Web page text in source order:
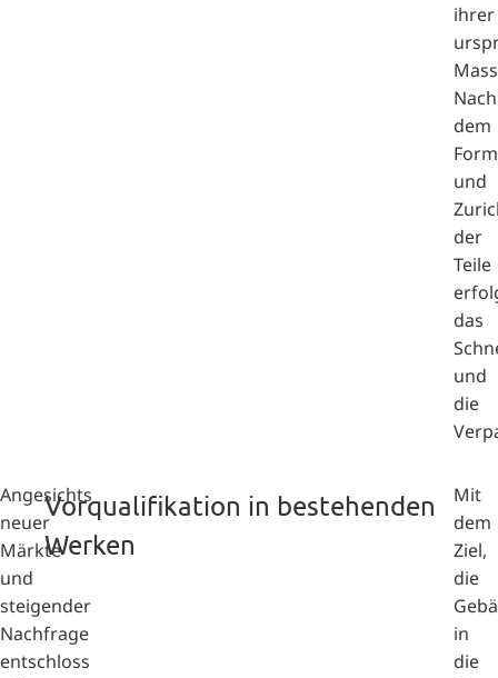
ihrer
Nach
dem
und
der
Teile
das
und
die
Angesichts
neuer
Märkte
und
steigender
Nachfrage
entschloss
Vorqualifikation in bestehenden
Werken
Mit
dem
Ziel,
die
in
die